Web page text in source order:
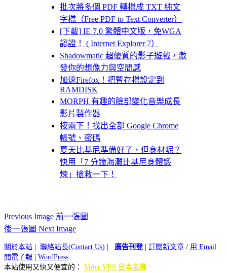
批次將多個 PDF 轉檔成 TXT 純文
字檔（Free PDF to Text Converter）
[下載] IE 7.0 繁體中文版，免WGA
認證！ ( Internet Explorer 7）
Shadowmatic 超優質的影子遊戲，激
發你的想像力與空間感
加速Firefox！把暫存檔設定到
RAMDISK
MORPH 有趣的臉部變化音樂成長
影片製作器
按兩下！找出全部 Google Chrome
帳號、密碼
夏天比基尼準備好了，但身材呢？
快用「7 分鐘海灘比基尼身體鍛
煉」搶救一下！
Previous Image 前一張圖
後一張圖 Next Image
關於本站 聯絡站長(Contact Us) 廣告刊登| 訂閱新文章 / 用 Email
閱電子報
WordPress
本站使用又快又便宜的： Vultr VPS 日本主機